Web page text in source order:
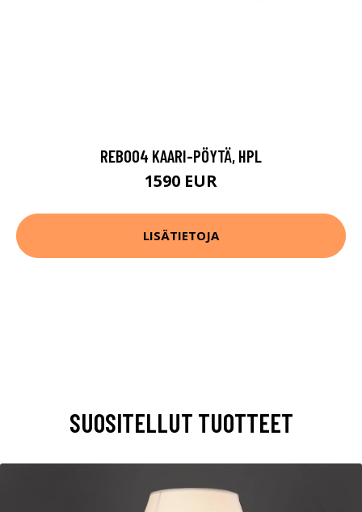
REB004 KAARI-PÖYTÄ, HPL
1590 EUR
LISÄTIETOJA
SUOSITELLUT TUOTTEET